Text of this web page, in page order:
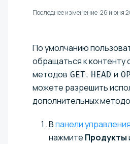
Последнее изменение:26 июня
По умолчанию
обращаться к
методов GET, HEAD и
можете разрешить
дополнительных
Впанели управления
нажмите Продукты